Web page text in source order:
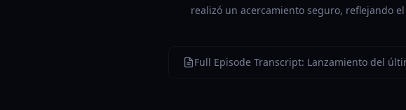
realizó un acercamiento seguro, reflejando
Full Episode Transcript: Lanzamiento del